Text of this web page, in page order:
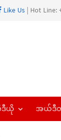
Like Us | Hot Line:
ဒီယို အယ်ဒီ